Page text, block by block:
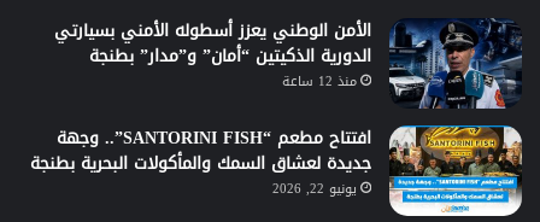
الأمن الوطني يعزز أسطوله الأمني بسيارتي
الدورية الذكيتين “أمان” و”مدار” بطنجة
منذ 12 ساعة
افتتاح مطعم “SANTORINI FISH”.. وجهة
جديدة لعشاق السمك والمأكولات البحرية بطنجة
يونيو 22, 2026